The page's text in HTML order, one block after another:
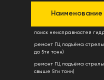
поиск неисправностей
ремонт ГЦ подъёма
до 5ти тонн)
ремонт ГЦ подъёма
свыше 5ти тонн)